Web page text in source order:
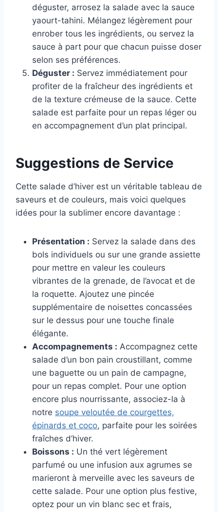
déguster, arrosez la salade avec la sauce
yaourt-tahini. Mélangez légèrement pour
enrober tous les ingrédients, ou servez la
sauce à part pour que chacun puisse doser
selon ses préférences.
Déguster : Servez immédiatement pour
profiter de la fraîcheur des ingrédients et
de la texture crémeuse de la sauce. Cette
salade est parfaite pour un repas léger ou
en accompagnement d’un plat principal.
Suggestions de Service
Cette salade d’hiver est un véritable tableau de
saveurs et de couleurs, mais voici quelques
idées pour la sublimer encore davantage :
Présentation : Servez la salade dans des
bols individuels ou sur une grande assiette
pour mettre en valeur les couleurs
vibrantes de la grenade, de l’avocat et de
la roquette. Ajoutez une pincée
supplémentaire de noisettes concassées
sur le dessus pour une touche finale
élégante.
Accompagnements : Accompagnez cette
salade d’un bon pain croustillant, comme
une baguette ou un pain de campagne,
pour un repas complet. Pour une option
encore plus nourrissante, associez-la à
notre soupe veloutée de courgettes,
épinards et coco, parfaite pour les soirées
fraîches d’hiver.
Boissons : Un thé vert légèrement
parfumé ou une infusion aux agrumes se
marieront à merveille avec les saveurs de
cette salade. Pour une option plus festive,
optez pour un vin blanc sec et frais,